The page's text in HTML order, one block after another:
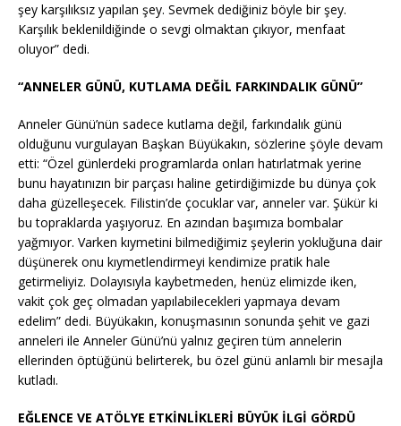
şey karşılıksız yapılan şey. Sevmek dediğiniz böyle bir şey.
Karşılık beklenildiğinde o sevgi olmaktan çıkıyor, menfaat
oluyor” dedi.
“ANNELER GÜNÜ, KUTLAMA DEĞİL FARKINDALIK GÜNÜ”
Anneler Günü’nün sadece kutlama değil, farkındalık günü
olduğunu vurgulayan Başkan Büyükakın, sözlerine şöyle devam
etti: “Özel günlerdeki programlarda onları hatırlatmak yerine
bunu hayatınızın bir parçası haline getirdiğimizde bu dünya çok
daha güzelleşecek. Filistin’de çocuklar var, anneler var. Şükür ki
bu topraklarda yaşıyoruz. En azından başımıza bombalar
yağmıyor. Varken kıymetini bilmediğimiz şeylerin yokluğuna dair
düşünerek onu kıymetlendirmeyi kendimize pratik hale
getirmeliyiz. Dolayısıyla kaybetmeden, henüz elimizde iken,
vakit çok geç olmadan yapılabilecekleri yapmaya devam
edelim” dedi. Büyükakın, konuşmasının sonunda şehit ve gazi
anneleri ile Anneler Günü’nü yalnız geçiren tüm annelerin
ellerinden öptüğünü belirterek, bu özel günü anlamlı bir mesajla
kutladı.
EĞLENCE VE ATÖLYE ETKİNLİKLERİ BÜYÜK İLGİ GÖRDÜ